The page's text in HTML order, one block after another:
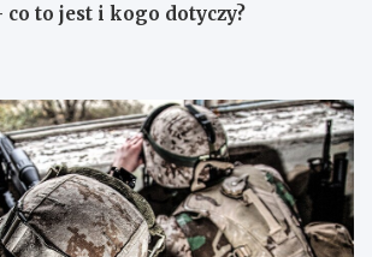
to jest i kogo dotyczy?